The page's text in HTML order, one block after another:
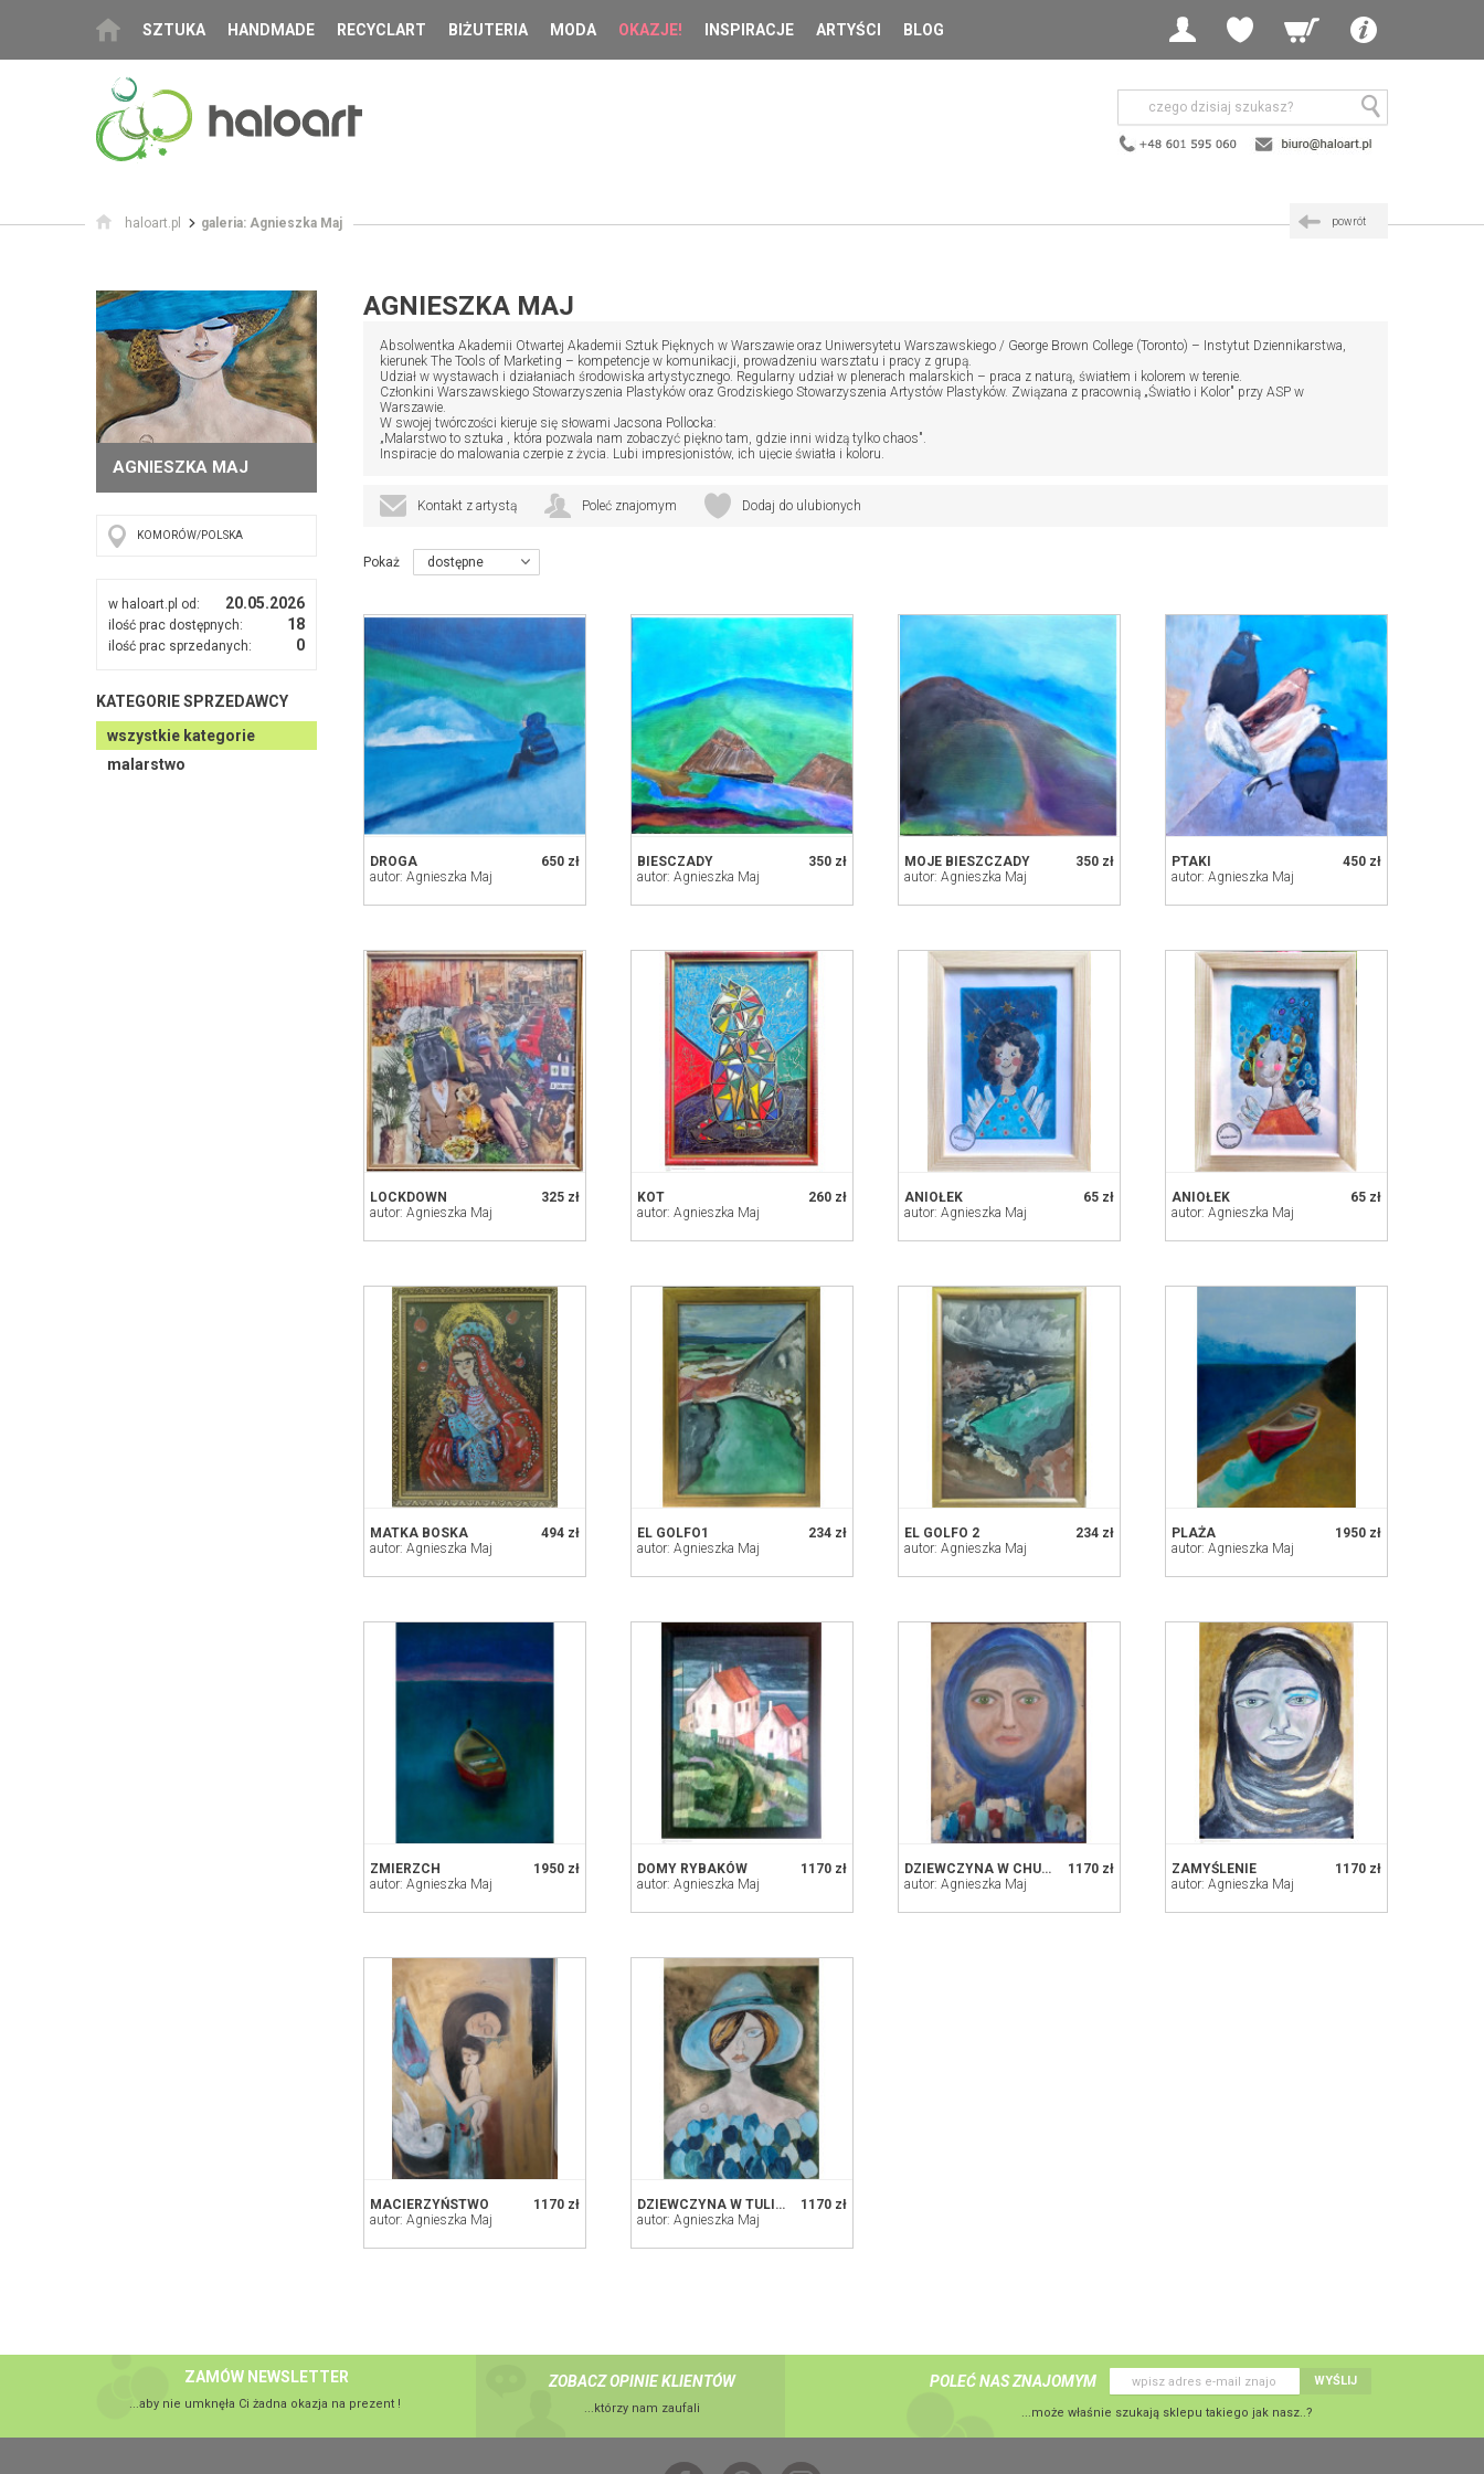
SZTUKA HANDMADE RECYCLART BIŻUTERIA MODA OKAZJE! INSPIRACJE ARTYŚCI BLOG
haloart.pl galeria: Agnieszka Maj powrót
AGNIESZKA MAJ
KOMORÓW/POLSKA
w haloart.pl od: 20.05.2026
ilość prac dostępnych: 18
ilość prac sprzedanych: 0
KATEGORIE SPRZEDAWCY
wszystkie kategorie
malarstwo
AGNIESZKA MAJ
Absolwentka Akademii Otwartej Akademii Sztuk Pięknych w Warszawie oraz Uniwersytetu Warszawskiego / George Brown College (Toronto) – Instytut Dziennikarstwa,
kierunek The Tools of Marketing – kompetencje w komunikacji, prowadzeniu warsztatu i pracy z grupą.
Udział w wystawach i działaniach środowiska artystycznego. Regularny udział w plenerach malarskich – praca z naturą, światłem i kolorem w terenie.
Członkini Warszawskiego Stowarzyszenia Plastyków oraz Grodziskiego Stowarzyszenia Artystów Plastyków. Związana z pracownią „Światło i Kolor" przy ASP w
Warszawie.
W swojej twórczości kieruje się słowami Jacsona Pollocka:
„Malarstwo to sztuka , która pozwala nam zobaczyć piękno tam, gdzie inni widzą tylko chaos".
Inspiracje do malowania czerpie z życia. Lubi impresjonistów, ich ujęcie światła i koloru.
I nagroda w XXV ogólnopolskim piastowskim przeglądzie twórczości plastycznej Interpretacje 2024
II miejsce w XXV ogólnopolskim piastowskim przeglądzie twórczości plastycznej Interpretacje 2024
Kontakt z artystą Poleć znajomym Dodaj do ulubionych
Pokaż dostępne
650 zł
DROGA
autor: Agnieszka Maj
350 zł
BIESCZADY
autor: Agnieszka Maj
350 zł
MOJE BIESZCZADY
autor: Agnieszka Maj
450 zł
PTAKI
autor: Agnieszka Maj
325 zł
LOCKDOWN
autor: Agnieszka Maj
260 zł
KOT
autor: Agnieszka Maj
65 zł
ANIOŁEK
autor: Agnieszka Maj
65 zł
ANIOŁEK
autor: Agnieszka Maj
494 zł
MATKA BOSKA
autor: Agnieszka Maj
234 zł
EL GOLFO1
autor: Agnieszka Maj
234 zł
EL GOLFO 2
autor: Agnieszka Maj
1950 zł
PLAŻA
autor: Agnieszka Maj
1950 zł
ZMIERZCH
autor: Agnieszka Maj
1170 zł
DOMY RYBAKÓW
autor: Agnieszka Maj
1170 zł
DZIEWCZYNA W CHUŚCIE
autor: Agnieszka Maj
1170 zł
ZAMYŚLENIE
autor: Agnieszka Maj
1170 zł
MACIERZYŃSTWO
autor: Agnieszka Maj
1170 zł
DZIEWCZYNA W TULIPANACH
autor: Agnieszka Maj
ZAMÓW NEWSLETTER
...aby nie umknęła Ci żadna okazja na prezent !
ZOBACZ OPINIE KLIENTÓW
...którzy nam zaufali
POLEĆ NAS ZNAJOMYM WYŚLIJ
...może właśnie szukają sklepu takiego jak nasz..?